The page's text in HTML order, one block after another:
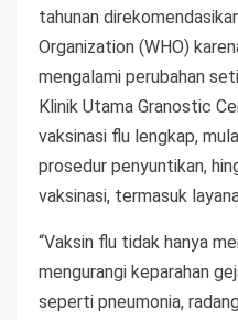
tahunan
Organization (WHO)
mengalami perubahan
Klinik Utama Granostic
vaksinasi flu lengkap,
prosedur penyuntikan,
vaksinasi, termasuk
“Vaksin flu tidak hanya
mengurangi keparahan
seperti pneumonia,